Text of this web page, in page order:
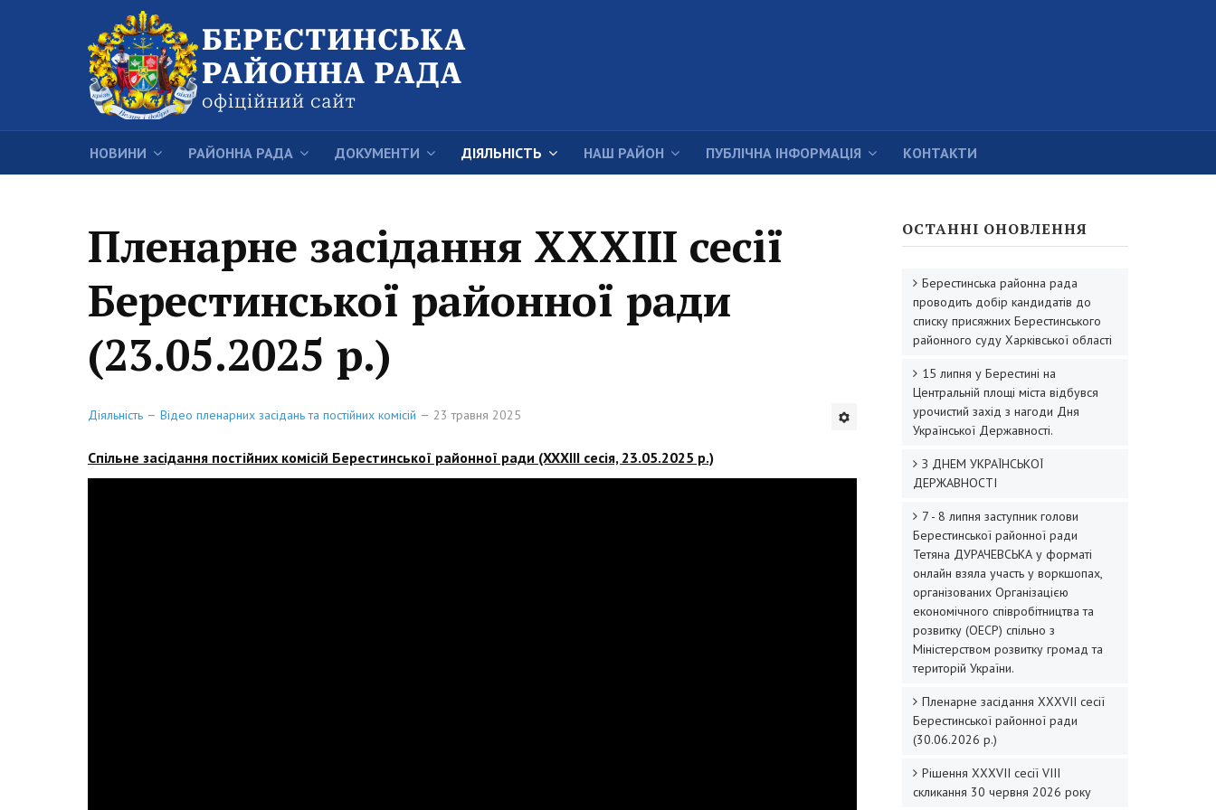
НОВИНИ РАЙОННА РАДА ДОКУМЕНТИ ДІЯЛЬНІСТЬ НАШ РАЙОН ПУБЛІЧНА ІНФОРМАЦІЯ КОНТАКТИ
Пленарне засідання XXХІІІ сесії
Берестинської районної ради
(23.05.2025 р.)
Діяльність Відео пленарних засідань та постійних комісій 23 травня 2025
Спільне засідання постійних комісій Берестинської районної ради (XXХІІІ сесія, 23.05.2025 р.)
ОСТАННІ ОНОВЛЕННЯ
Берестинська районна рада
проводить добір кандидатів до
списку присяжних Берестинського
районного суду Харківської області
15 липня у Берестині на
Центральній площі міста відбувся
урочистий захід з нагоди Дня
Української Державності.
З ДНЕМ УКРАЇНСЬКОЇ
ДЕРЖАВНОСТІ
7 - 8 липня заступник голови
Берестинської районної ради
Тетяна ДУРАЧЕВСЬКА у форматі
онлайн взяла участь у воркшопах,
організованих Організацією
економічного співробітництва та
розвитку (ОЕСР) спільно з
Міністерством розвитку громад та
територій України.
Пленарне засідання XXХVІI сесії
Берестинської районної ради
(30.06.2026 р.)
Рішення XXХVІІ сесії VIII
скликання 30 червня 2026 року